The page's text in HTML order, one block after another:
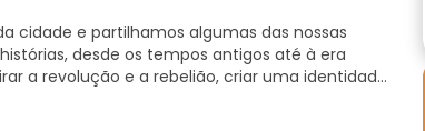
cidade e partilhamos algumas das nossas
desde os tempos antigos até à era
a revolução e a rebelião, criar uma identidade